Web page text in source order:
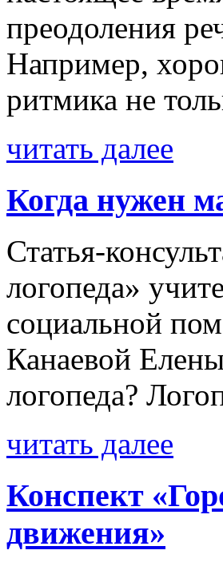
преодоления
Например,
ритмика не
читать далее
Когда нужен
Статья-
логопеда»
социальной
Канаевой
логопеда?
читать далее
Конспект
движения»